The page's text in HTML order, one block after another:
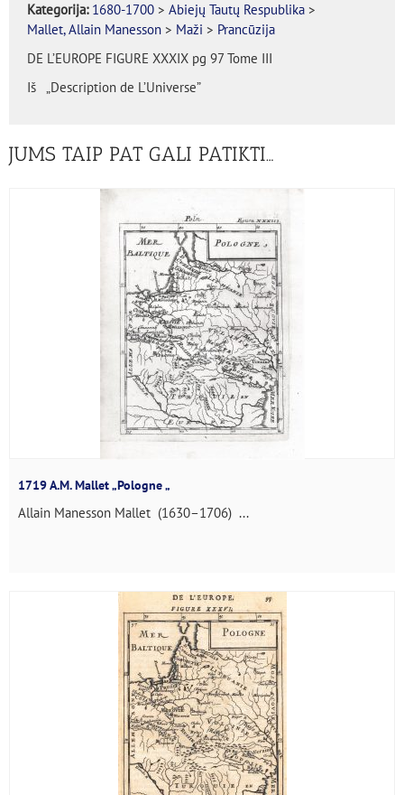
Kategorija: 1680-1700 > Abiejų Tautų Respublika >
Mallet, Allain Manesson > Maži > Prancūzija
DE L’EUROPE FIGURE XXXIX pg 97 Tome III
Iš „Description de L’Universe”
JUMS TAIP PAT GALI PATIKTI…
1719 A.M. Mallet „Pologne „
Allain Manesson Mallet (1630–1706) ...